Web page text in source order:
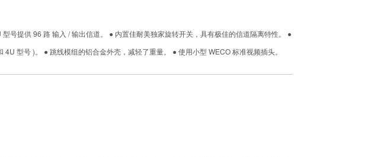
号提供 96 路 输入 / 输出信道。 ● 内置佳耐美独家旋转开关，具有极佳的信道隔离特性。 ●
型号 )。 ● 跳线模组的铝合金外壳，减轻了重量。 ● 使用小型 WECO 标准视频插头。